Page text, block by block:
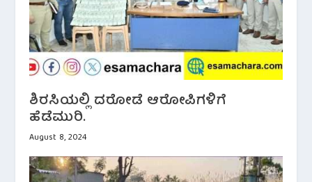
ಶಿರಸಿಯಲ್ಲಿ ದರೋಡೆ ಆರೋಪಿಗಳಿಗೆ
ಹೆಡೆಮುರಿ.
August 8, 2024